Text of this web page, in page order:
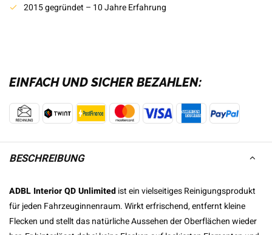
2015 gegründet – 10 Jahre Erfahrung
EINFACH UND SICHER BEZAHLEN:
BESCHREIBUNG
ADBL Interior QD Unlimitedist ein vielseitiges Reinigungsprodukt
für jeden Fahrzeuginnenraum. Wirkt erfrischend, entfernt kleine
Flecken und stellt das natürliche Aussehen der Oberflächen wieder